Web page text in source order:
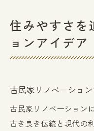
住みやすさを
ョンアイデア
古民家リノベーショ
古民家リノベーション
古き良き伝統と現代の